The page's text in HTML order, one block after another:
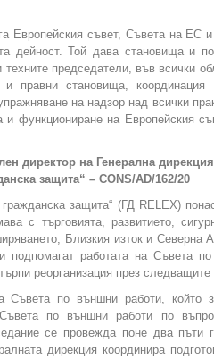
Европейския съвет, Съвета на ЕС и
дейност. Той дава становища и
председатели, във всички
и правни становища, координация
на надзор над всички
и функциониране на Европейския
директор на Генерална
защита“ – CONS/AD/162/20
защита“ (ГД RELEX)
с търговията, развитието,
Близкия изток и Северна
подпомагат работата на Съвета
реорганизация през следващите
Съвета по външни работи, който
по външни работи по
се провежда поне два пъти
дирекция координира